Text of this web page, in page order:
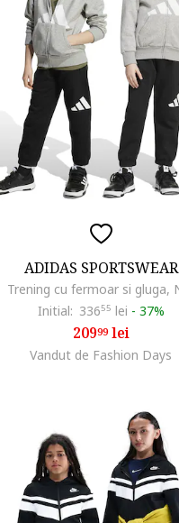
ADIDAS SPORTSWEAR
Initial: 33655 lei - 37%
20999lei
Vandut de Fashion Days